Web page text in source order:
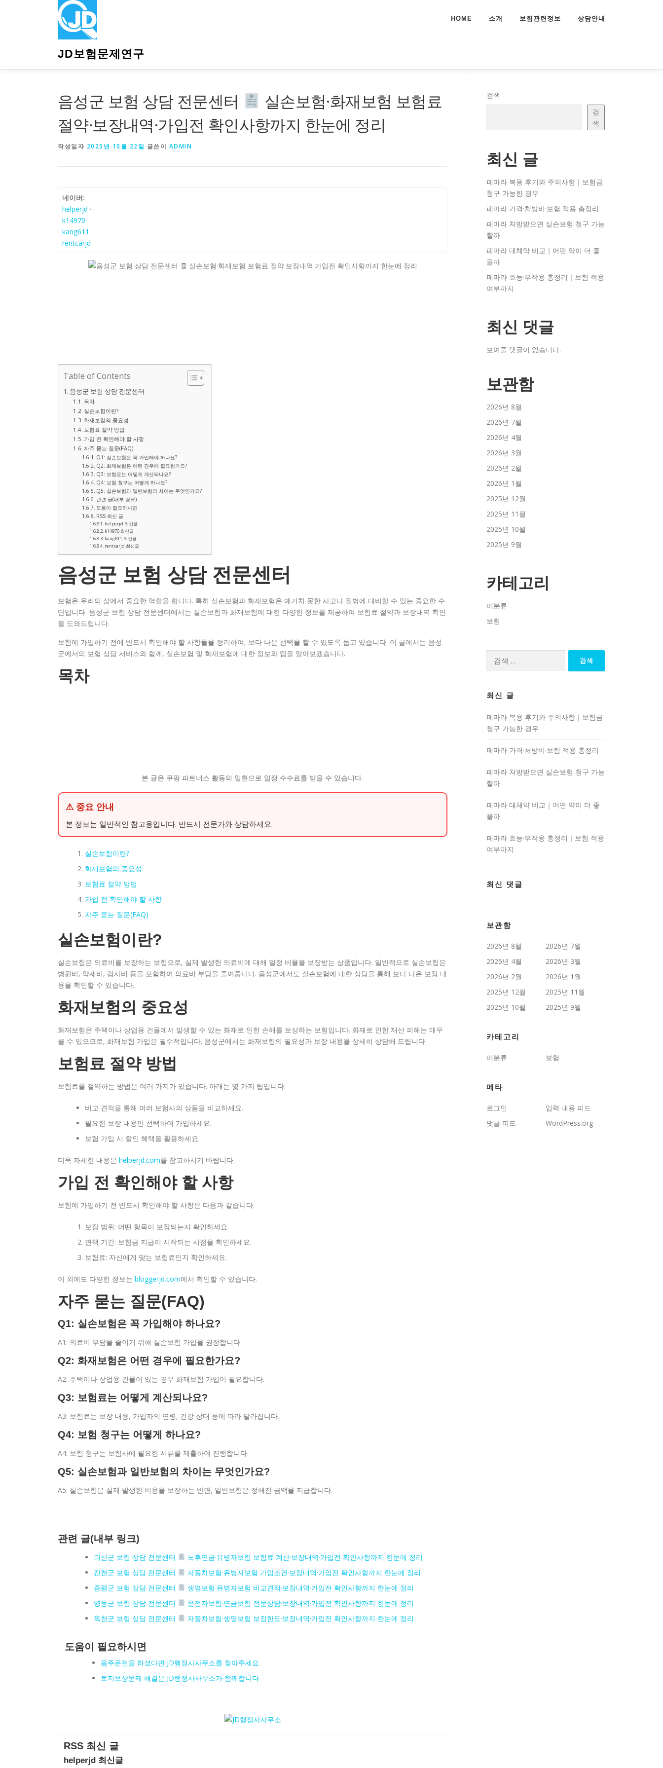
JD보험문제연구
HOME 소개 보험관련정보 상담안내
음성군 보험 상담 전문센터
실손보험·화재보험 보험료
절약·보장내역·가입전 확인사항까지 한눈에 정리
작성일자 2025년 10월 22일 글쓴이 ADMIN
네이버:
helperjd ·
k14970 ·
kang611 ·
rentcarjd
Table of Contents
음성군 보험 상담 전문센터
목차
실손보험이란?
화재보험의 중요성
보험료 절약 방법
가입 전 확인해야 할 사항
자주 묻는 질문(FAQ)
Q1: 실손보험은 꼭 가입해야 하나요?
Q2: 화재보험은 어떤 경우에 필요한가요?
Q3: 보험료는 어떻게 계산되나요?
Q4: 보험 청구는 어떻게 하나요?
Q5: 실손보험과 일반보험의 차이는 무엇인가요?
관련 글(내부 링크)
도움이 필요하시면
RSS 최신 글
helperjd 최신글
k14970 최신글
kang611 최신글
rentcarjd 최신글
음성군 보험 상담 전문센터
보험은 우리의 삶에서 중요한 역할을 합니다. 특히 실손보험과 화재보험은 예기치 못한 사고나 질병에 대비할 수 있는 중요한 수
단입니다. 음성군 보험 상담 전문센터에서는 실손보험과 화재보험에 대한 다양한 정보를 제공하여 보험료 절약과 보장내역 확인
을 도와드립니다.
보험에 가입하기 전에 반드시 확인해야 할 사항들을 정리하여, 보다 나은 선택을 할 수 있도록 돕고 있습니다. 이 글에서는 음성
군에서의 보험 상담 서비스와 함께, 실손보험 및 화재보험에 대한 정보와 팁을 알아보겠습니다.
목차
본 글은 쿠팡 파트너스 활동의 일환으로 일정 수수료를 받을 수 있습니다.
⚠ 중요 안내
본 정보는 일반적인 참고용입니다. 반드시 전문가와 상담하세요.
실손보험이란?
화재보험의 중요성
보험료 절약 방법
가입 전 확인해야 할 사항
자주 묻는 질문(FAQ)
실손보험이란?
실손보험은 의료비를 보장하는 보험으로, 실제 발생한 의료비에 대해 일정 비율을 보장받는 상품입니다. 일반적으로 실손보험은
병원비, 약제비, 검사비 등을 포함하여 의료비 부담을 줄여줍니다. 음성군에서도 실손보험에 대한 상담을 통해 보다 나은 보장 내
용을 확인할 수 있습니다.
화재보험의 중요성
화재보험은 주택이나 상업용 건물에서 발생할 수 있는 화재로 인한 손해를 보상하는 보험입니다. 화재로 인한 재산 피해는 매우
클 수 있으므로, 화재보험 가입은 필수적입니다. 음성군에서는 화재보험의 필요성과 보장 내용을 상세히 상담해 드립니다.
보험료 절약 방법
보험료를 절약하는 방법은 여러 가지가 있습니다. 아래는 몇 가지 팁입니다:
비교 견적을 통해 여러 보험사의 상품을 비교하세요.
필요한 보장 내용만 선택하여 가입하세요.
보험 가입 시 할인 혜택을 활용하세요.
더욱 자세한 내용은 helperjd.com를 참고하시기 바랍니다.
가입 전 확인해야 할 사항
보험에 가입하기 전 반드시 확인해야 할 사항은 다음과 같습니다:
보장 범위: 어떤 항목이 보장되는지 확인하세요.
면책 기간: 보험금 지급이 시작되는 시점을 확인하세요.
보험료: 자신에게 맞는 보험료인지 확인하세요.
이 외에도 다양한 정보는 bloggerjd.com에서 확인할 수 있습니다.
자주 묻는 질문(FAQ)
Q1: 실손보험은 꼭 가입해야 하나요?
A1: 의료비 부담을 줄이기 위해 실손보험 가입을 권장합니다.
Q2: 화재보험은 어떤 경우에 필요한가요?
A2: 주택이나 상업용 건물이 있는 경우 화재보험 가입이 필요합니다.
Q3: 보험료는 어떻게 계산되나요?
A3: 보험료는 보장 내용, 가입자의 연령, 건강 상태 등에 따라 달라집니다.
Q4: 보험 청구는 어떻게 하나요?
A4: 보험 청구는 보험사에 필요한 서류를 제출하여 진행합니다.
Q5: 실손보험과 일반보험의 차이는 무엇인가요?
A5: 실손보험은 실제 발생한 비용을 보장하는 반면, 일반보험은 정해진 금액을 지급합니다.
관련 글(내부 링크)
괴산군 보험 상담 전문센터
노후연금·유병자보험 보험료 계산·보장내역·가입전 확인사항까지 한눈에 정리
진천군 보험 상담 전문센터
자동차보험·유병자보험 가입조건·보장내역·가입전 확인사항까지 한눈에 정리
증평군 보험 상담 전문센터
생명보험·유병자보험 비교견적·보장내역·가입전 확인사항까지 한눈에 정리
영동군 보험 상담 전문센터
운전자보험·연금보험 전문상담·보장내역·가입전 확인사항까지 한눈에 정리
옥천군 보험 상담 전문센터
자동차보험·생명보험 보장한도·보장내역·가입전 확인사항까지 한눈에 정리
도움이 필요하시면
음주운전을 하셨다면 JD행정사사무소를 찾아주세요
토지보상문제 해결은 JD행정사사무소가 함께합니다
RSS 최신 글
helperjd 최신글
검색
검
색
최신 글
페마라 복용 후기와 주의사항｜보험금
청구 가능한 경우
페마라 가격·처방비·보험 적용 총정리
페마라 처방받으면 실손보험 청구 가능
할까
페마라 대체약 비교｜어떤 약이 더 좋
을까
페마라 효능·부작용 총정리｜보험 적용
여부까지
최신 댓글
보여줄 댓글이 없습니다.
보관함
2026년 8월
2026년 7월
2026년 4월
2026년 3월
2026년 2월
2026년 1월
2025년 12월
2025년 11월
2025년 10월
2025년 9월
카테고리
미분류
보험
최신 글
페마라 복용 후기와 주의사항｜보험금
청구 가능한 경우
페마라 가격·처방비·보험 적용 총정리
페마라 처방받으면 실손보험 청구 가능
할까
페마라 대체약 비교｜어떤 약이 더 좋
을까
페마라 효능·부작용 총정리｜보험 적용
여부까지
최신 댓글
보관함
2026년 8월
2026년 7월
2026년 4월
2026년 3월
2026년 2월
2026년 1월
2025년 12월
2025년 11월
2025년 10월
2025년 9월
카테고리
미분류 보험
메타
로그인
입력 내용 피드
댓글 피드
WordPress.org